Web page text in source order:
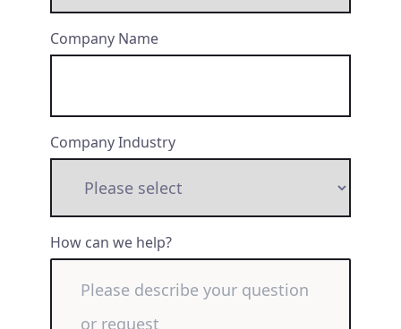
Company Name
Company Industry
How can we help?